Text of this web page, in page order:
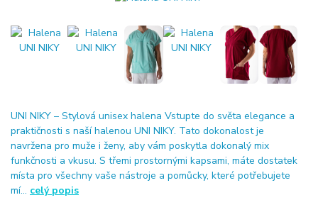
UNI NIKY – Stylová unisex halena Vstupte do světa elegance a
praktičnosti s naší halenou UNI NIKY. Tato dokonalost je
navržena pro muže i ženy, aby vám poskytla dokonalý mix
funkčnosti a vkusu. S třemi prostornými kapsami, máte dostatek
místa pro všechny vaše nástroje a pomůcky, které potřebujete
mí... celý popis